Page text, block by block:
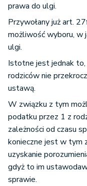
prawa do ulgi.
Przywołany już art.
możliwość wyboru, w
ulgi.
Istotne jest jednak
rodziców nie
ustawą.
W związku z tym
podatku przez 1 z
zależności od czasu
konieczne jest w tym
uzyskanie
gdyż to im
sprawie.